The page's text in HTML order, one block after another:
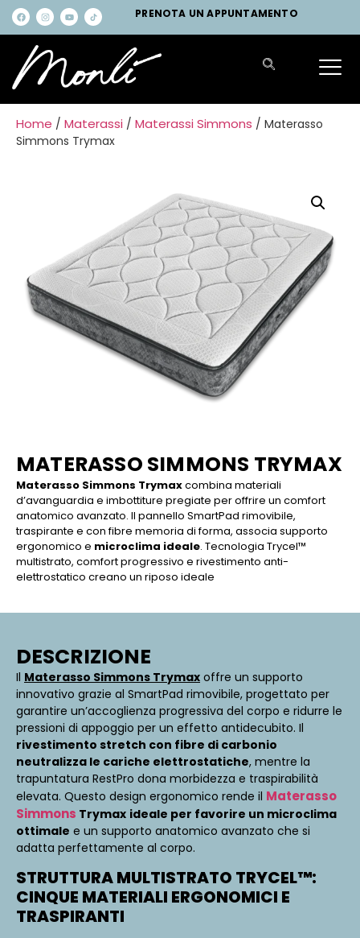
PRENOTA UN APPUNTAMENTO
Home / Materassi / Materassi Simmons / Materasso
Simmons Trymax
MATERASSO SIMMONS TRYMAX
Materasso Simmons Trymaxcombina materiali
d’avanguardia e imbottiture pregiate per offrire un comfort
anatomico avanzato. Il pannello SmartPad rimovibile,
traspirante e con fibre memoria di forma, associa supporto
ergonomico e microclima ideale. Tecnologia Trycel™
multistrato, comfort progressivo e rivestimento anti-
elettrostatico creano un riposo ideale
DESCRIZIONE
Il Materasso Simmons Trymax offre un supporto
innovativo grazie al SmartPad rimovibile, progettato per
garantire un’accoglienza progressiva del corpo e ridurre le
pressioni di appoggio per un effetto antidecubito. Il
rivestimento stretch con fibre di carbonio
neutralizza le cariche elettrostatiche, mentre la
trapuntatura RestPro dona morbidezza e traspirabilità
elevata. Questo design ergonomico rende il Materasso
Simmons Trymax ideale per favorire un microclima
ottimale e un supporto anatomico avanzato che si
adatta perfettamente al corpo.
STRUTTURA MULTISTRATO TRYCEL™:
CINQUE MATERIALI ERGONOMICI E
TRASPIRANTI